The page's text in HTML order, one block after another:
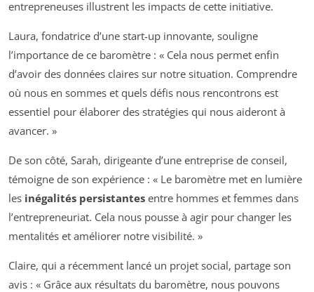
entrepreneuses illustrent les impacts de cette initiative.
Laura, fondatrice d’une start-up innovante, souligne
l’importance de ce baromètre : « Cela nous permet enfin
d’avoir des données claires sur notre situation. Comprendre
où nous en sommes et quels défis nous rencontrons est
essentiel pour élaborer des stratégies qui nous aideront à
avancer. »
De son côté, Sarah, dirigeante d’une entreprise de conseil,
témoigne de son expérience : « Le baromètre met en lumière
les inégalités persistantes entre hommes et femmes dans
l’entrepreneuriat. Cela nous pousse à agir pour changer les
mentalités et améliorer notre visibilité. »
Claire, qui a récemment lancé un projet social, partage son
avis : « Grâce aux résultats du baromètre, nous pouvons